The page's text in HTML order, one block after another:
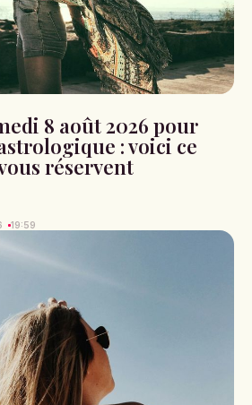
8 août 2026 pour
: voici ce
réservent
19:59